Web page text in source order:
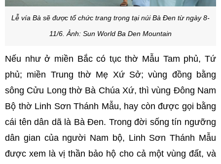
Lễ vía Bà sẽ được tổ chức trang trọng tại núi Bà Đen từ ngày 8-
11/6. Ảnh: Sun World Ba Den Mountain
Nếu như ở miền Bắc có tục thờ Mẫu Tam phủ, Tứ
phủ; miền Trung thờ Mẹ Xứ Sở; vùng đồng bằng
sông Cửu Long thờ Bà Chúa Xứ, thì vùng Đông Nam
Bộ thờ Linh Sơn Thánh Mẫu, hay còn được gọi bằng
cái tên dân dã là Bà Đen. Trong đời sống tín ngưỡng
dân gian của người Nam bộ, Linh Sơn Thánh Mẫu
được xem là vị thần bảo hộ cho cả một vùng đất, và